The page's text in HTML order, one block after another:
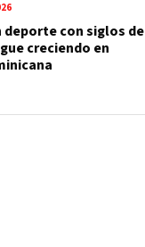
deporte con siglos de
creciendo en